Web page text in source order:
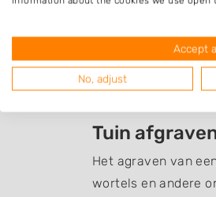
Een overzicht van
met grondverzet
Tuin
Het agraven van
wortels en andere
Accept
No, adjust